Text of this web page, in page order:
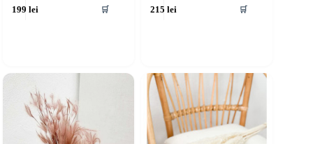
199lei 🛒 215lei 🛒